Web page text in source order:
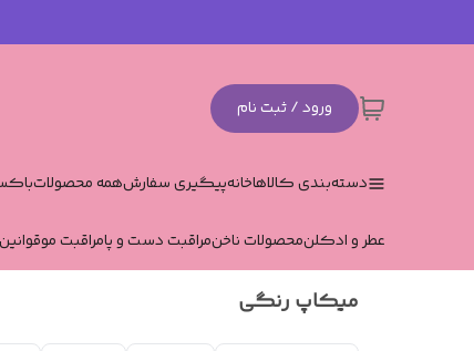
ورود / ثبت نام
دسته‌بندی کالاهاخانهپیگیری سفارشهمه محصولات
عطر و ادکلنمحصولات ناخنمراقبت دست و پامراقبت مو
میکاپ رنگی